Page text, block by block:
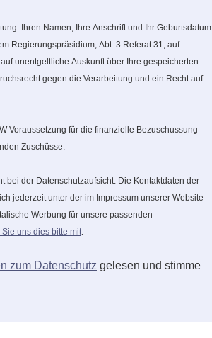
Ihren Namen, Ihre Anschrift und Ihr Geburtsdatum
Regierungspräsidium, Abt. 3 Referat 31, auf
unentgeltliche Auskunft über Ihre gespeicherten
gegen die Verarbeitung und ein Recht auf
Voraussetzung für die finanzielle Bezuschussung
Zuschüsse.
bei der Datenschutzaufsicht. Die Kontaktdaten der
jederzeit unter der im Impressum unserer Website
Werbung für unsere passenden
uns dies bitte mit.
zum Datenschutz gelesen und stimme